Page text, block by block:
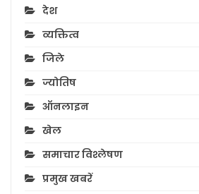
देश
व्यक्तित्व
जिले
ज्योतिष
ऑनलाइन
खेल
समाचार विश्लेषण
प्रमुख खबरें